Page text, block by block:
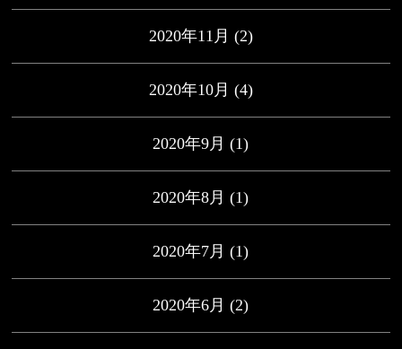
2020年11月 (2)
2020年10月 (4)
2020年9月 (1)
2020年8月 (1)
2020年7月 (1)
2020年6月 (2)